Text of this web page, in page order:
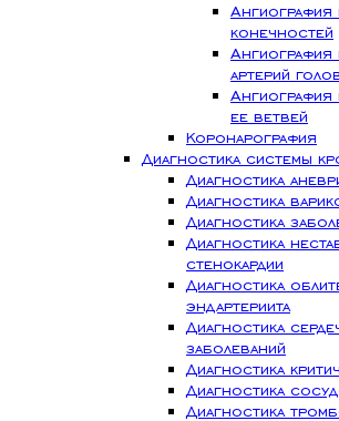
Ангиография
конечностей
Ангиография
артерий
ее ветвей
Коронарография
Диагностика системы
Диагностика
Диагностика
Диагностика
Диагностика
стенокардии
Диагностика
эндартериита
Диагностика
заболеваний
Диагностика
Диагностика
Диагностика